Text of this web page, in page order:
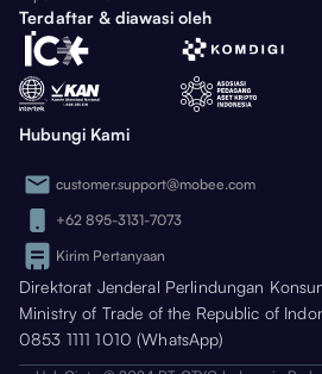
Terdaftar & diawasi oleh
Hubungi Kami
customer.support@mobee.com
+62 895-3131-7073
Kirim Pertanyaan
Direktorat Jenderal Perlindungan
Ministry of Trade of the Republic of
0853 1111 1010 (WhatsApp)